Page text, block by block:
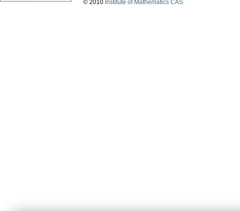
© 2010 Institute of Mathematics CAS